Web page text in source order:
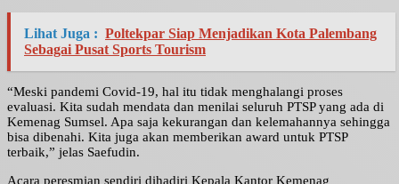
Lihat Juga : Poltekpar Siap Menjadikan Kota Palembang
Sebagai Pusat Sports Tourism
“Meski pandemi Covid-19, hal itu tidak menghalangi proses
evaluasi. Kita sudah mendata dan menilai seluruh PTSP yang ada di
Kemenag Sumsel. Apa saja kekurangan dan kelemahannya sehingga
bisa dibenahi. Kita juga akan memberikan award untuk PTSP
terbaik,” jelas Saefudin.
Acara peresmian sendiri dihadiri Kepala Kantor Kemenag